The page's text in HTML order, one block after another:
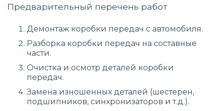
Предварительный перечень работ
Демонтаж коробки передач с автомобиля.
Разборка коробки передач на составные
части.
Очистка и осмотр деталей коробки
передач.
Замена изношенных деталей (шестерен,
подшипников, синхронизаторов и т.д.).